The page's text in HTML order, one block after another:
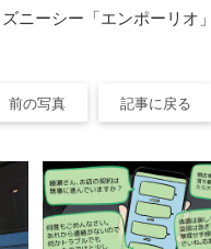
ニーシー「エンポーリオ
前の写真 記事に戻る